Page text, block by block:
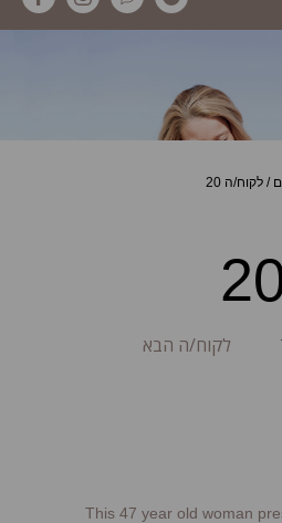
/ לקוח/ה 20
לקוח/ה הבא
This 47 year old woman